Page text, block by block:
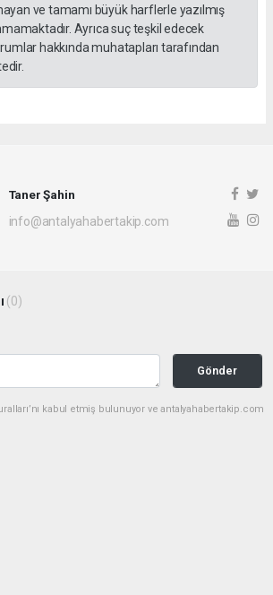
ve tamamı büyük harflerle yazılmış
Ayrıca suç teşkil edecek
hakkında muhatapları tarafından
Taner Şahin
info@antalyahabertakip.com
(0)
Gönder
kabul etmiş bulunuyor ve antalyahabertakip.com